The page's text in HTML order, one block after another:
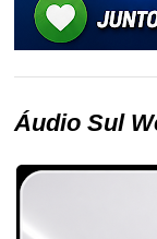
Áudio Sul